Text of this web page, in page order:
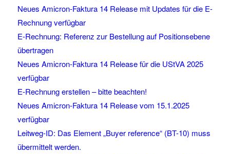
Neues Amicron-Faktura 14 Release mit Updates für die E-
Rechnung verfügbar
E-Rechnung: Referenz zur Bestellung auf Positionsebene
übertragen
Neues Amicron-Faktura 14 Release für die UStVA 2025
verfügbar
E-Rechnung erstellen – bitte beachten!
Neues Amicron-Faktura 14 Release vom 15.1.2025
verfügbar
Leitweg-ID: Das Element „Buyer reference“ (BT-10) muss
übermittelt werden.